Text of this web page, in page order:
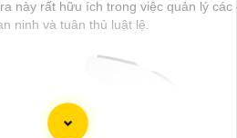
này rất hữu ích trong việc quản lý các
ninh và tuân thủ luật lệ.